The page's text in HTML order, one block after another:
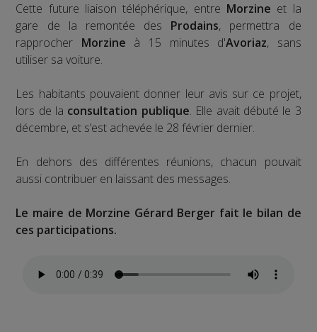
Cette future liaison téléphérique, entre Morzine et la
gare de la remontée des Prodains, permettra de
rapprocher Morzine à 15 minutes d'Avoriaz, sans
utiliser sa voiture.
Les habitants pouvaient donner leur avis sur ce projet,
lors de la consultation publique. Elle avait débuté le 3
décembre, et s’est achevée le 28 février dernier.
En dehors des différentes réunions, chacun pouvait
aussi contribuer en laissant des messages.
Le maire de Morzine Gérard Berger fait le bilan de
ces participations.